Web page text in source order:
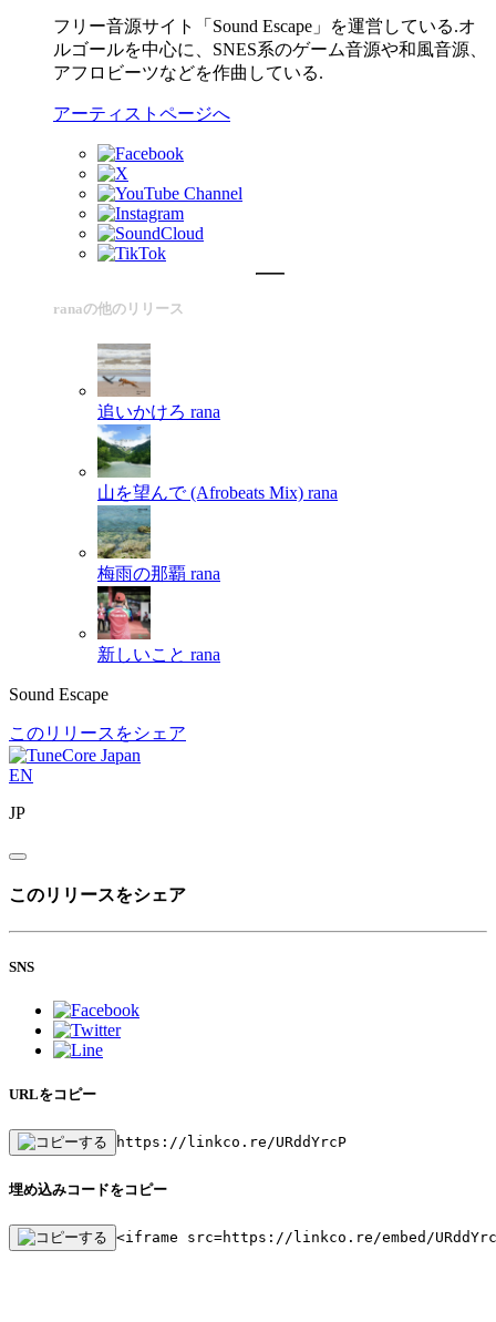
フリー音源サイト「Sound Escape」を運営している.オ
ルゴールを中心に、SNES系のゲーム音源や和風音源、
アフロビーツなどを作曲している.
アーティストページへ
ranaの他のリリース
追いかけろ rana
山を望んで (Afrobeats Mix) rana
梅雨の那覇 rana
新しいこと rana
Sound Escape
このリリースをシェア
EN
JP
このリリースをシェア
SNS
URLをコピー
https://linkco.re/URddYrcP
埋め込みコードをコピー
<iframe src=https://linkco.re/embed/